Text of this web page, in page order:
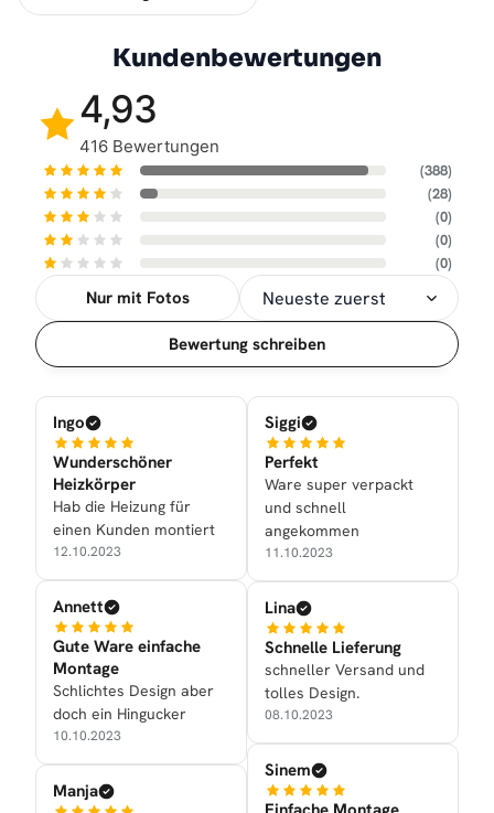
Kundenbewertungen
4,93
416 Bewertungen
(388)
(28)
(0)
(0)
(0)
Nur mit Fotos
Sortierung
Bewertung schreiben
Ingo
Wunderschöner
Heizkörper
Hab die Heizung für
einen Kunden montiert
12.10.2023
Annett
Gute Ware einfache
Montage
Schlichtes Design aber
doch ein Hingucker
10.10.2023
Manja
Siggi
Perfekt
Ware super verpackt
und schnell
angekommen
11.10.2023
Lina
Schnelle Lieferung
schneller Versand und
tolles Design.
08.10.2023
Sinem